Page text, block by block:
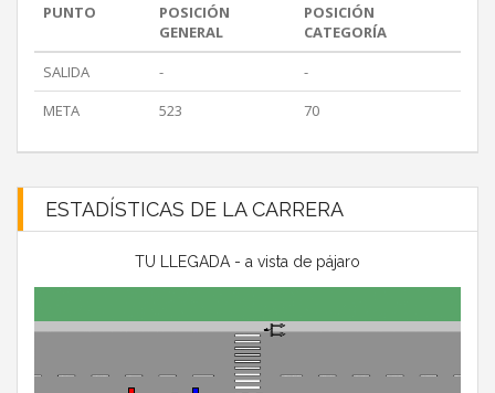
PUNTO
POSICIÓN
GENERAL
POSICIÓN
CATEGORÍA
SALIDA
-
-
META
523 70
ESTADÍSTICAS DE LA CARRERA
TU LLEGADA - a vista de pájaro